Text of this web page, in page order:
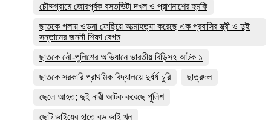
চৌদ্দগ্রামে জোরপূর্বক বসতভিটা দখল ও প্রাণনাশের হুমকি
ছাতকে গলায় ওড়না ফেছিয়ে আত্মাহত্যা করেছে এক প্রবাসির স্ত্রী ও দুই
সন্তানের জননী শিফা বেগম
ছাতকে নৌ-পুলিশের অভিযানে ভারতীয় বিড়িসহ আটক ১
ছাতকে সরকারি প্রাথমিক বিদ্যালয়ে দুর্ধর্ষ চুরি
ছাত্রদল
ছেলে আহত; দুই নারী আটক করেছে পুলিশ
ছোট ভাইয়ের হাতে বড় ভাই খুন